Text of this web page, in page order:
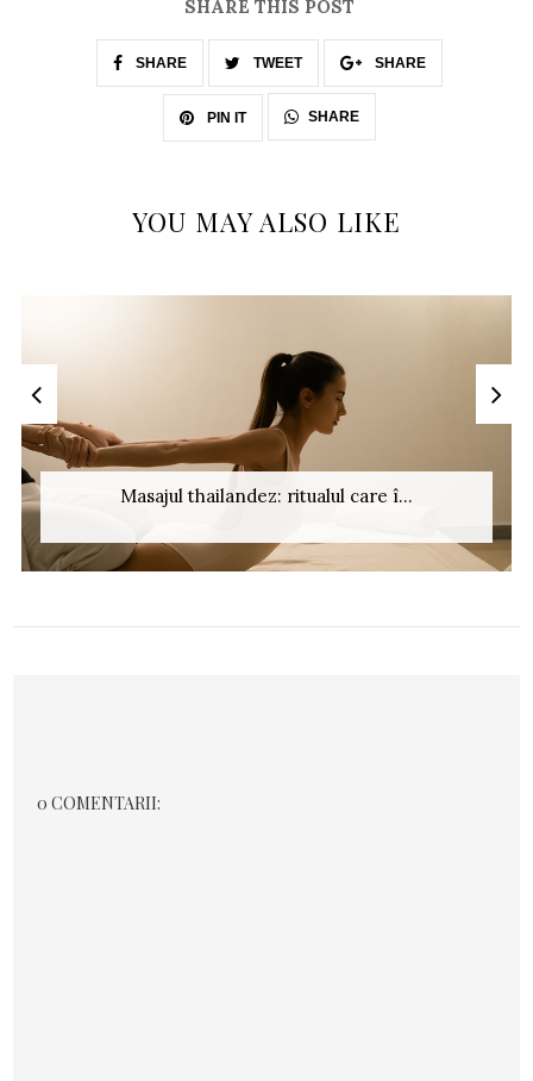
SHARE THIS POST
SHARE TWEET SHARE
PIN IT SHARE
YOU MAY ALSO LIKE
Masajul thailandez: ritualul care î...
0 COMENTARII: